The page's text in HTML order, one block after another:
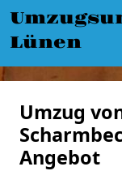
Lünen
Umzug
Angebot